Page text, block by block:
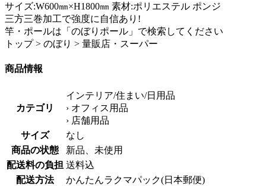
サイズ:W600㎜×H1800㎜ 素材:ポリエステル ポンジ
三方三巻加工で強度に自信あり!
竿・ポールは「のぼりポール」で検索してください
トップ > のぼり > 量販店・スーパー
商品情報
カテゴリ
インテリア/住まい/日用品
› オフィス用品
› 店舗用品
サイズ
なし
商品の状態
新品、未使用
配送料の負担 送料込
配送方法
かんたんラクマパック(日本郵便)